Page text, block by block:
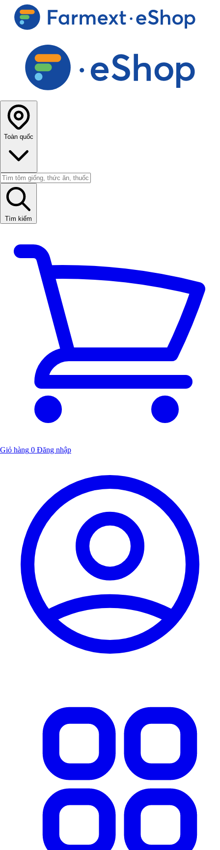
Toàn quốc
Tìm kiếm
Giỏ hàng 0 Đăng nhập